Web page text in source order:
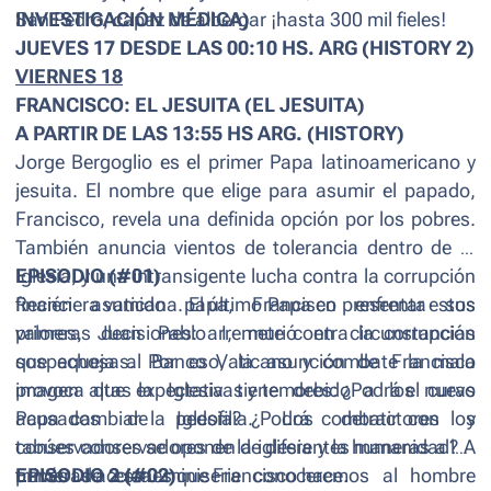
San Pedro, capaz de albergar ¡hasta 300 mil fieles!
INVESTIGACIÓN MÉDICA)
JUEVES 17 DESDE LAS 00:10 HS. ARG (HISTORY 2)
VIERNES 18
FRANCISCO: EL JESUITA (EL JESUITA)
A PARTIR DE LAS 13:55 HS ARG. (HISTORY)
Jorge Bergoglio es el primer Papa latinoamericano y
jesuita. El nombre que elige para asumir el papado,
Francisco, revela una definida opción por los pobres.
También anuncia vientos de tolerancia dentro de la
Iglesia, y una intransigente lucha contra la corrupción
financiera vaticana. El último Papa en presentar estos
valores, Juan Pablo I, murió en circunstancias
sospechosas. Por eso, la asunción de Francisco
provoca altas expectativas y temores: ¿Podrá el nuevo
Papa cambiar la Iglesia? ¿Podrá combatir con los
tabúes conservadores de la iglesia y la humanidad? A
través de esta miniserie conoceremos al hombre
EPISODIO (#01)
Recién asumido papa, Francisco enfrenta sus
primeras decisiones: arremete contra la corrupción
que aqueja al Banco Vaticano y combate la mala
imagen que la Iglesia tiene debido a los curas
acusados de pedofilia. Los detractores y
conservadores se oponen de diferentes maneras a las
primeras acciones que Francisco hace.
EPISODIO 2 (#02)